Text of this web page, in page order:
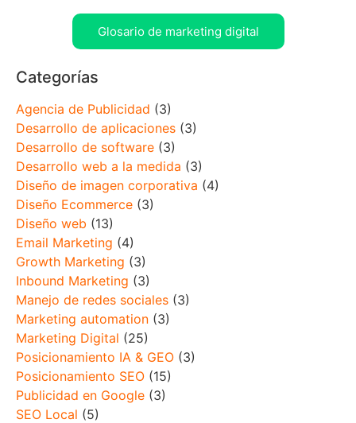
Glosario de marketing digital
Categorías
Agencia de Publicidad (3)
Desarrollo de aplicaciones (3)
Desarrollo de software (3)
Desarrollo web a la medida (3)
Diseño de imagen corporativa (4)
Diseño Ecommerce (3)
Diseño web (13)
Email Marketing (4)
Growth Marketing (3)
Inbound Marketing (3)
Manejo de redes sociales (3)
Marketing automation (3)
Marketing Digital (25)
Posicionamiento IA & GEO (3)
Posicionamiento SEO (15)
Publicidad en Google (3)
SEO Local (5)